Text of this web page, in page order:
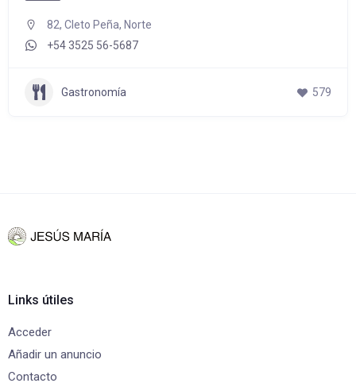
82, Cleto Peña, Norte
+54 3525 56-5687
Gastronomía 579
Links útiles
Acceder
Añadir un anuncio
Contacto